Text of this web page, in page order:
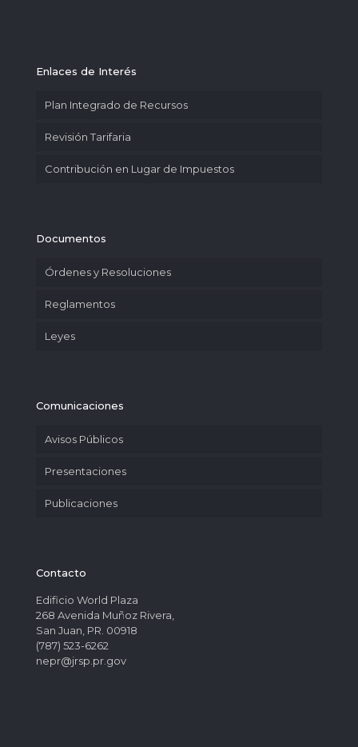
Enlaces de Interés
Plan Integrado de Recursos
Revisión Tarifaria
Contribución en Lugar de Impuestos
Documentos
Órdenes y Resoluciones
Reglamentos
Leyes
Comunicaciones
Avisos Públicos
Presentaciones
Publicaciones
Contacto
Edificio World Plaza
268 Avenida Muñoz Rivera,
San Juan, PR. 00918
(787) 523-6262
nepr@jrsp.pr.gov